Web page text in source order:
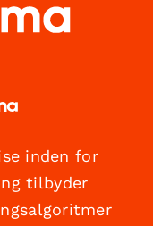
inden for
tilbyder